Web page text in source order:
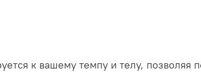
к вашему темпу и телу, позволяя